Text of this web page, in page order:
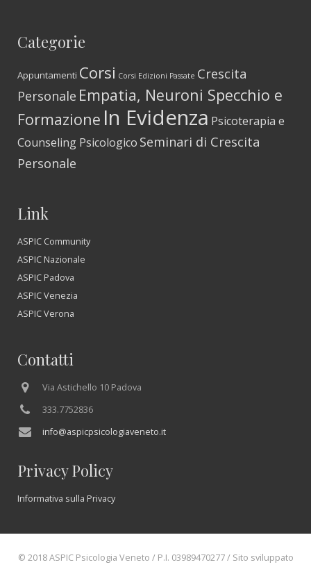
Categorie
Appuntamenti Corsi Corsi Edizioni Passate Crescita
Personale Empatia, Neuroni Specchio e
Formazione In Evidenza Psicoterapia e
Counseling Psicologico Seminari di Crescita
Personale
Link
ASPIC Community
ASPIC Nazionale
ASPIC Padova
ASPIC Venezia
ASPIC Verona
Contatti
Via Astichello 10 Padova
333.7752836
info@aspicpsicologiaveneto.it
Privacy Policy
Informativa sulla Privacy
© 2018 ASPIC Psicologia Veneto / P.I. 03989470277 / Sito sviluppato